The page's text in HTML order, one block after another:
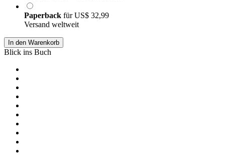
Paperback fürUS$ 32,99
Versand weltweit
In den Warenkorb
Blick ins Buch